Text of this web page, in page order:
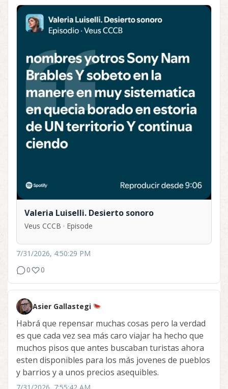
Valeria Luiselli. Desierto sonoro
Veus CCCB · Episode
7/31/2026, 4:50:29 PM
0
0
Asier Gallastegi
Habrá que repensar muchas cosas pero la verdad
es que cada vez sea más caro viajar ha hecho que
muchos pisos que antes buscaban turistas ahora
esten disponibles para los más jovenes de pueblos
y barrios y a unos precios asequibles.